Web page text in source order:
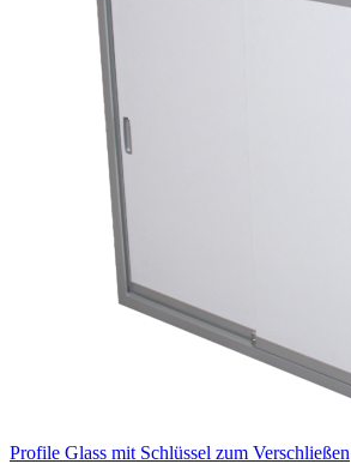
Profile Glass mit Schlüssel zum Verschließen